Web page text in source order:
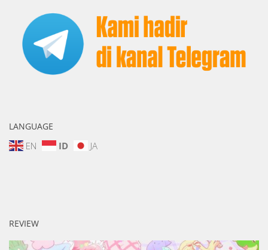
LANGUAGE
EN ID JA
REVIEW